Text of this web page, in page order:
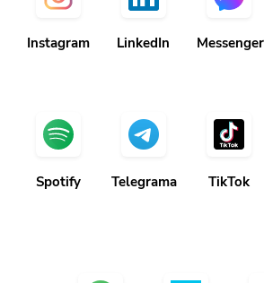
Instagram LinkedIn Messenger
Spotify Telegrama TikTok